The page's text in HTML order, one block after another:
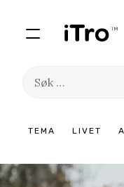
TEMA LIVET
Søk
innhold